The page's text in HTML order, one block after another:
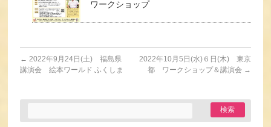
ワークショップ
← 2022年9月24日(土) 福島県
講演会 絵本ワールド ふくしま
2022年10月5日(水)６日(木) 東京
都 ワークショップ＆講演会 →